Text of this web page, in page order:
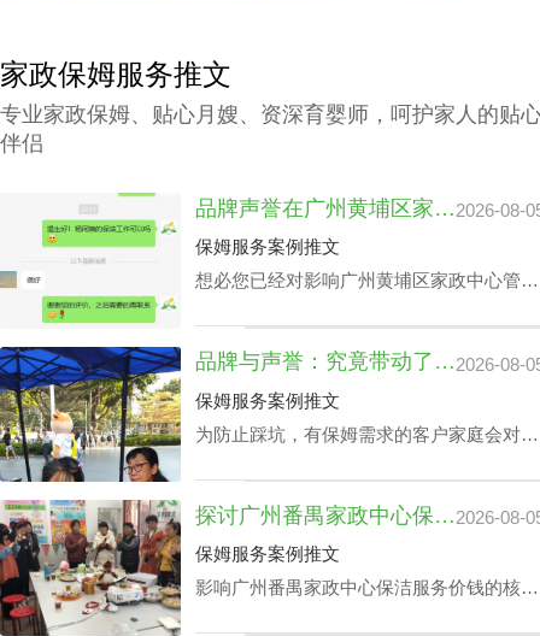
家政保姆服务推文
专业家政保姆、贴心月嫂、资深育婴师，呵护家人的贴
伴侣
品牌声誉在广州黄埔区家政中心管家服务价钱里的分量2026-08-
保姆服务案例推文
想必您已经对影响广州黄埔区家政中心管家
下面是丰泽园总结的广州黄埔区请个靠谱家
政中心应具备的综合素质。
品牌与声誉：究竟带动了周边海珠区家政公司价位吗？2026-08-
保姆服务案例推文
为防止踩坑，有保姆需求的客户家庭会对各
最优化的同时获取更多增值技术。影响周边
海珠区家政公司价位的关键因素所包含的因
素？丰泽园将用HR下文文章做诠释。
探讨广州番禺家政中心保洁服务价钱：雇主要求和品牌声誉的重要性2026-08-
保姆服务案例推文
影响广州番禺家政中心保洁服务价钱的核心